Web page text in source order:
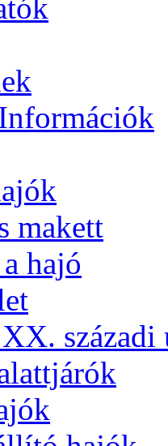
makett
hajó
századi